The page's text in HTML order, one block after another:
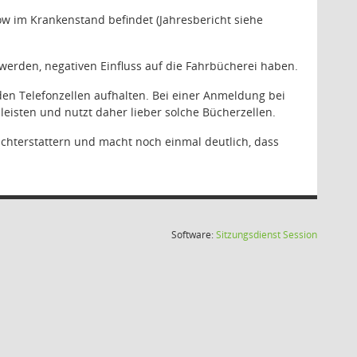
im Krankenstand befindet (Jahresbericht siehe
negativen Einfluss auf die Fahrbücherei haben.
Telefonzellen aufhalten. Bei einer Anmeldung bei
und nutzt daher lieber solche Bücherzellen.
und macht noch einmal deutlich, dass
Software:SitzungsdienstSession(Wird in